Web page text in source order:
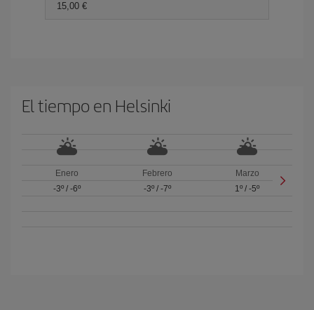
15,00
El tiempo en Helsinki
Enero
-3º/ -6º
Febrero
-3º/ -7º
Marzo
1º /-5º